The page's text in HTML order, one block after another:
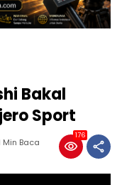
Bakal
Sport
Min Baca
176